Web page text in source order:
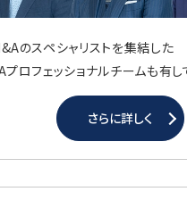
のスペシャリストを集結した
ロフェッショナルチームも有し
さらに詳しく